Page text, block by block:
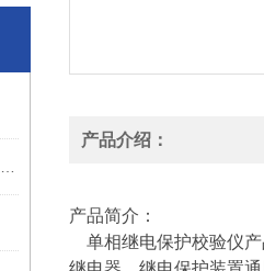
产品介绍：
产品简介：
单相继电保护校验仪产